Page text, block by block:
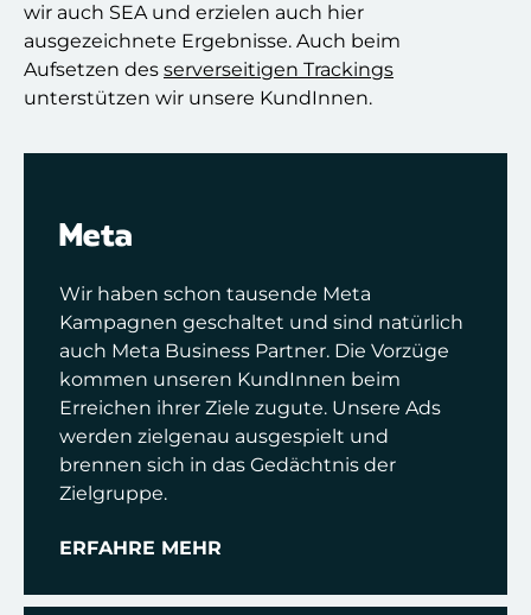
wir auch SEA und erzielen auch hier
ausgezeichnete Ergebnisse. Auch beim
Aufsetzen des serverseitigen Trackings
unterstützen wir unsere KundInnen.
Meta
Wir haben schon tausende Meta
Kampagnen geschaltet und sind natürlich
auch Meta Business Partner. Die Vorzüge
kommen unseren KundInnen beim
Erreichen ihrer Ziele zugute. Unsere Ads
werden zielgenau ausgespielt und
brennen sich in das Gedächtnis der
Zielgruppe.
ERFAHRE MEHR